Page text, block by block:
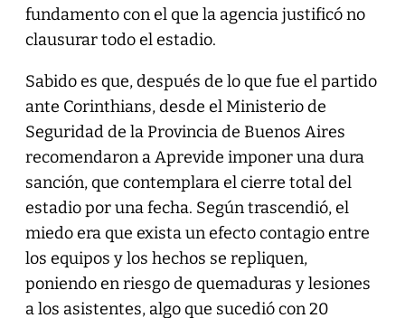
fundamento con el que la agencia justificó no
clausurar todo el estadio.
Sabido es que, después de lo que fue el partido
ante Corinthians, desde el Ministerio de
Seguridad de la Provincia de Buenos Aires
recomendaron a Aprevide imponer una dura
sanción, que contemplara el cierre total del
estadio por una fecha. Según trascendió, el
miedo era que exista un efecto contagio entre
los equipos y los hechos se repliquen,
poniendo en riesgo de quemaduras y lesiones
a los asistentes, algo que sucedió con 20